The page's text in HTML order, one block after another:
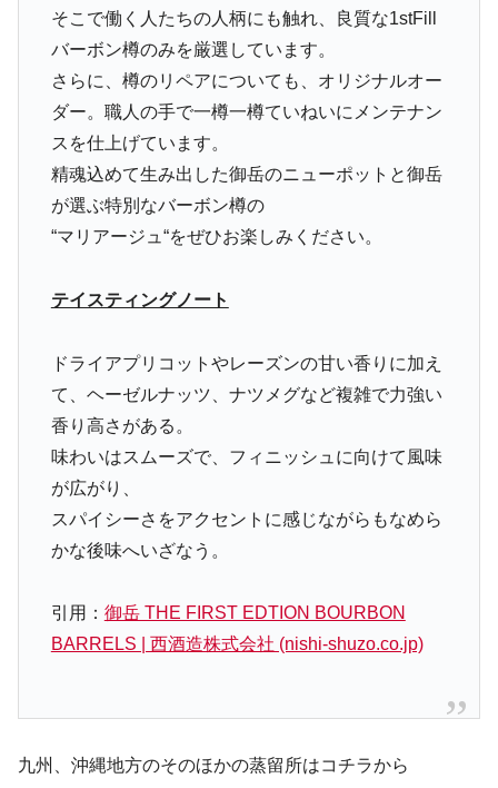
そこで働く人たちの人柄にも触れ、良質な1stFill
バーボン樽のみを厳選しています。
さらに、樽のリペアについても、オリジナルオー
ダー。職人の手で一樽一樽ていねいにメンテナン
スを仕上げています。
精魂込めて生み出した御岳のニューポットと御岳
が選ぶ特別なバーボン樽の
“マリアージュ“をぜひお楽しみください。
テイスティングノート
ドライアプリコットやレーズンの甘い香りに加え
て、ヘーゼルナッツ、ナツメグなど複雑で力強い
香り高さがある。
味わいはスムーズで、フィニッシュに向けて風味
が広がり、
スパイシーさをアクセントに感じながらもなめら
かな後味へいざなう。
引用： 御岳 THE FIRST EDTION BOURBON
BARRELS | 西酒造株式会社 (nishi-shuzo.co.jp)
九州、沖縄地方のそのほかの蒸留所はコチラから